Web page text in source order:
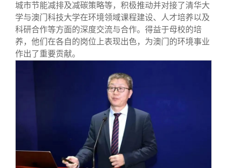
城市节能减排及减碳策略等，积极推动并对接了清华大
学与澳门科技大学在环境领域课程建设、人才培养以及
科研合作等方面的深度交流与合作。得益于母校的培
养，他们在各自的岗位上表现出色，为澳门的环境事业
作出了重要贡献。